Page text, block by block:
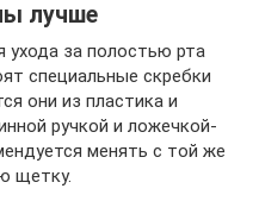
лучше
ухода за полостью рта
специальные скребки
они из пластика и
ручкой и ложечкой-
менять с той же
щетку.